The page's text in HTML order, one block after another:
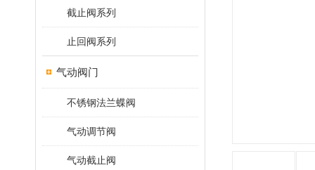
截止阀系列
止回阀系列
气动阀门
不锈钢法兰蝶阀
气动调节阀
气动截止阀